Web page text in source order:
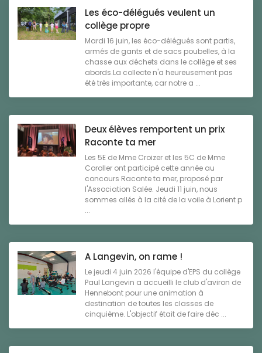
Les éco-délégués veulent un
collège propre
Mardi 16 juin, les éco-délégués sont partis,
armés de gants et de sacs poubelles, à la
chasse aux déchets dans le collège et ses
abords.La collecte n'a heureusement pas
été très importante, car notre a ...
Deux élèves remportent un prix
Raconte ta mer
Les 5E de Mme Croizer et les 5C de Mme
Coroller ont participé cette année au
concours Raconte ta mer, proposé par
l'Association Salée. Jeudi 11 juin, nous
sommes allés à la cité de la voile à Lorient p
...
A Langevin, on rame !
Le jeudi 4 juin 2026 l'équipe d'EPS du collège
Paul Langevin a accueilli le club d'aviron de
Hennebont pour une animation à
destination de toutes les classes de
cinquième. L'objectif était de faire déc ...